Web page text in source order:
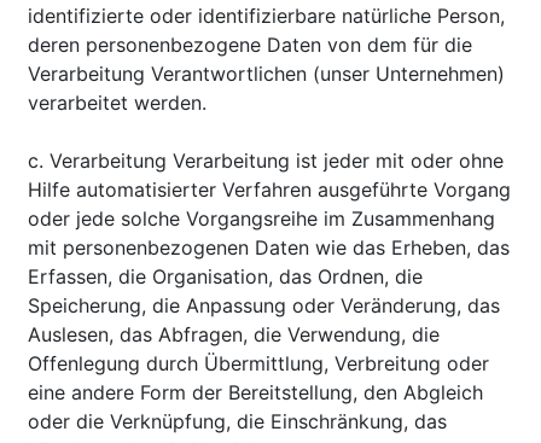
identifizierte oder identifizierbare natürliche Person,
deren personenbezogene Daten von dem für die
Verarbeitung Verantwortlichen (unser Unternehmen)
verarbeitet werden.
c. Verarbeitung Verarbeitung ist jeder mit oder ohne
Hilfe automatisierter Verfahren ausgeführte Vorgang
oder jede solche Vorgangsreihe im Zusammenhang
mit personenbezogenen Daten wie das Erheben, das
Erfassen, die Organisation, das Ordnen, die
Speicherung, die Anpassung oder Veränderung, das
Auslesen, das Abfragen, die Verwendung, die
Offenlegung durch Übermittlung, Verbreitung oder
eine andere Form der Bereitstellung, den Abgleich
oder die Verknüpfung, die Einschränkung, das